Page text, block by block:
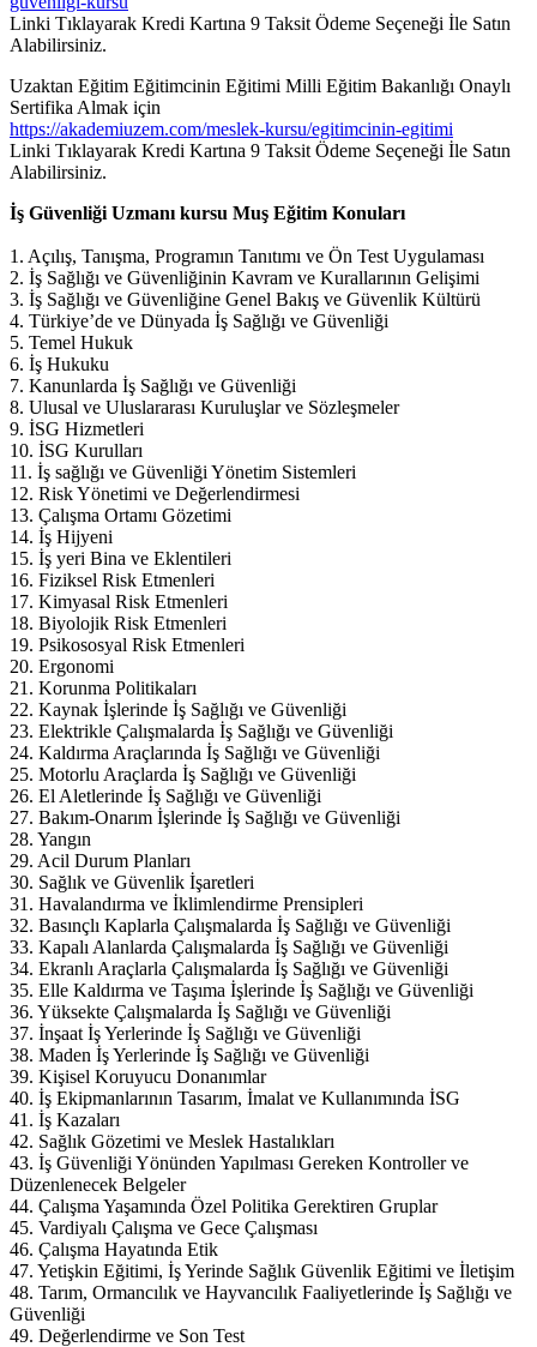
Linki Tıklayarak Kredi Kartına 9 Taksit Ödeme Seçeneği İle Satın
Alabilirsiniz.
Uzaktan Eğitim Eğitimcinin Eğitimi Milli Eğitim Bakanlığı Onaylı
Sertifika Almak için
https://akademiuzem.com/meslek-kursu/egitimcinin-egitimi
Linki Tıklayarak Kredi Kartına 9 Taksit Ödeme Seçeneği İle Satın
Alabilirsiniz.
İş Güvenliği Uzmanı kursu Muş Eğitim Konuları
1. Açılış, Tanışma, Programın Tanıtımı ve Ön Test Uygulaması
2. İş Sağlığı ve Güvenliğinin Kavram ve Kurallarının Gelişimi
3. İş Sağlığı ve Güvenliğine Genel Bakış ve Güvenlik Kültürü
4. Türkiye’de ve Dünyada İş Sağlığı ve Güvenliği
5. Temel Hukuk
6. İş Hukuku
7. Kanunlarda İş Sağlığı ve Güvenliği
8. Ulusal ve Uluslararası Kuruluşlar ve Sözleşmeler
9. İSG Hizmetleri
10. İSG Kurulları
11. İş sağlığı ve Güvenliği Yönetim Sistemleri
12. Risk Yönetimi ve Değerlendirmesi
13. Çalışma Ortamı Gözetimi
14. İş Hijyeni
15. İş yeri Bina ve Eklentileri
16. Fiziksel Risk Etmenleri
17. Kimyasal Risk Etmenleri
18. Biyolojik Risk Etmenleri
19. Psikososyal Risk Etmenleri
20. Ergonomi
21. Korunma Politikaları
22. Kaynak İşlerinde İş Sağlığı ve Güvenliği
23. Elektrikle Çalışmalarda İş Sağlığı ve Güvenliği
24. Kaldırma Araçlarında İş Sağlığı ve Güvenliği
25. Motorlu Araçlarda İş Sağlığı ve Güvenliği
26. El Aletlerinde İş Sağlığı ve Güvenliği
27. Bakım-Onarım İşlerinde İş Sağlığı ve Güvenliği
28. Yangın
29. Acil Durum Planları
30. Sağlık ve Güvenlik İşaretleri
31. Havalandırma ve İklimlendirme Prensipleri
32. Basınçlı Kaplarla Çalışmalarda İş Sağlığı ve Güvenliği
33. Kapalı Alanlarda Çalışmalarda İş Sağlığı ve Güvenliği
34. Ekranlı Araçlarla Çalışmalarda İş Sağlığı ve Güvenliği
35. Elle Kaldırma ve Taşıma İşlerinde İş Sağlığı ve Güvenliği
36. Yüksekte Çalışmalarda İş Sağlığı ve Güvenliği
37. İnşaat İş Yerlerinde İş Sağlığı ve Güvenliği
38. Maden İş Yerlerinde İş Sağlığı ve Güvenliği
39. Kişisel Koruyucu Donanımlar
40. İş Ekipmanlarının Tasarım, İmalat ve Kullanımında İSG
41. İş Kazaları
42. Sağlık Gözetimi ve Meslek Hastalıkları
43. İş Güvenliği Yönünden Yapılması Gereken Kontroller ve
Düzenlenecek Belgeler
44. Çalışma Yaşamında Özel Politika Gerektiren Gruplar
45. Vardiyalı Çalışma ve Gece Çalışması
46. Çalışma Hayatında Etik
47. Yetişkin Eğitimi, İş Yerinde Sağlık Güvenlik Eğitimi ve İletişim
48. Tarım, Ormancılık ve Hayvancılık Faaliyetlerinde İş Sağlığı ve
Güvenliği
49. Değerlendirme ve Son Test